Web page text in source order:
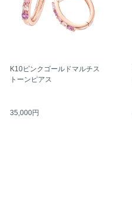
K10ピンクゴールドマルチス
トーンピアス
35,000円